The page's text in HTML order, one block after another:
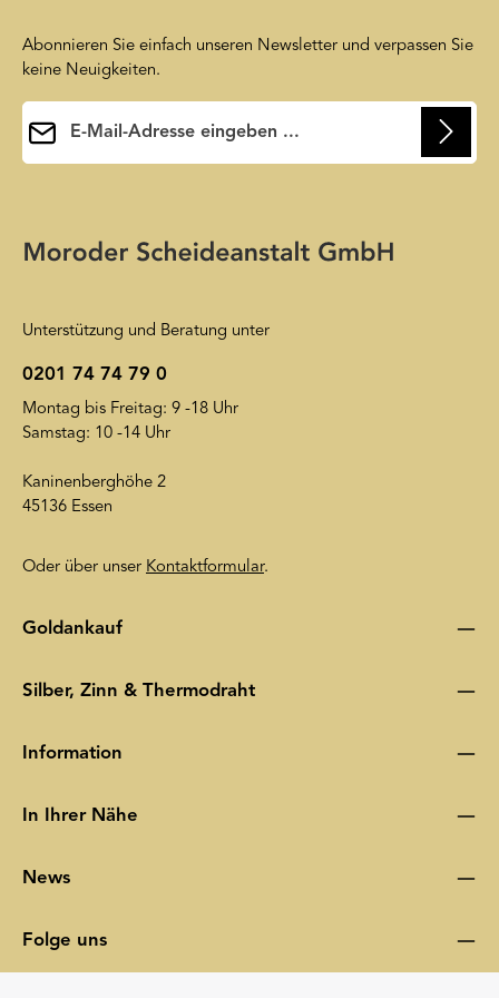
Abonnieren Sie einfach unseren Newsletter und verpassen Sie
keine Neuigkeiten.
Datenschutzerklärung wird insoweit verwiesen.
Unterstützung und Beratung unter
0201 74 74 79 0
Montag bis Freitag: 9 -18 Uhr
Samstag: 10 -14 Uhr
Kaninenberghöhe 2
45136 Essen
Oder über unser Kontaktformular.
Goldankauf
Silber, Zinn & Thermodraht
Information
In Ihrer Nähe
News
Folge uns